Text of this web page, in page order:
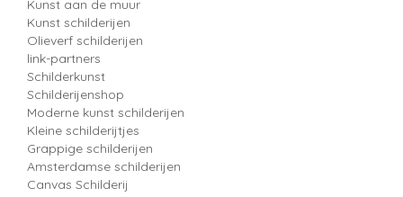
Kunst aan de muur
Kunst schilderijen
Olieverf schilderijen
link-partners
Schilderkunst
Schilderijenshop
Moderne kunst schilderijen
Kleine schilderijtjes
Grappige schilderijen
Amsterdamse schilderijen
Canvas Schilderij